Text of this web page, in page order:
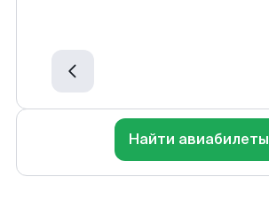
Найти авиабилеты